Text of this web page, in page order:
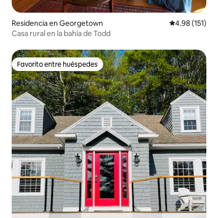
Residencia en Georgetown Calificación
4.98 (151)
Casa rural en la bahía de Todd
Favorito entre huéspedes
Favorito entre huéspedes